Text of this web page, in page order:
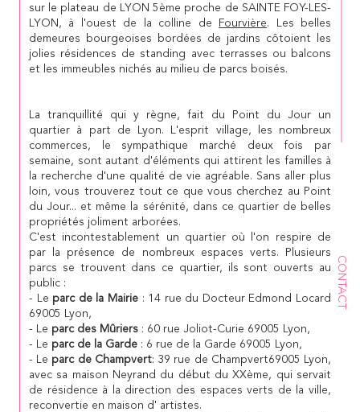
CONTACT
sur le plateau de LYON 5ème proche de SAINTE FOY-LES-
LYON, à l'ouest de la colline de
Fourvière. Les belles
demeures bourgeoises bordées de jardins côtoient les
jolies résidences de standing avec terrasses ou balcons
et les immeubles nichés au milieu de parcs boisés.
La tranquillité qui y règne, fait du Point du Jour un
quartier à part de Lyon. L'esprit village, les nombreux
commerces, le sympathique marché deux fois par
semaine, sont autant d'éléments qui attirent les familles à
la recherche d'une qualité de vie agréable. Sans aller plus
loin, vous trouverez tout ce que vous cherchez au Point
du Jour... et même la sérénité, dans ce quartier de belles
propriétés joliment arborées.
C'est incontestablement un quartier où l'on respire de
par la présence de nombreux espaces verts. Plusieurs
parcs se trouvent dans ce quartier, ils sont ouverts au
public :
- Le parc de la Mairie: 14 rue du Docteur Edmond Locard
69005 Lyon,
- Le parc des Mûriers : 60 rue Joliot-Curie 69005 Lyon,
- Le parc de la Garde : 6 rue de la Garde 69005 Lyon,
- Le parc de Champvert: 39 rue de Champvert69005 Lyon,
avec sa maison Neyrand du début du XXème, qui servait
de résidence à la direction des espaces verts de la ville,
reconvertie en maison d' artistes.